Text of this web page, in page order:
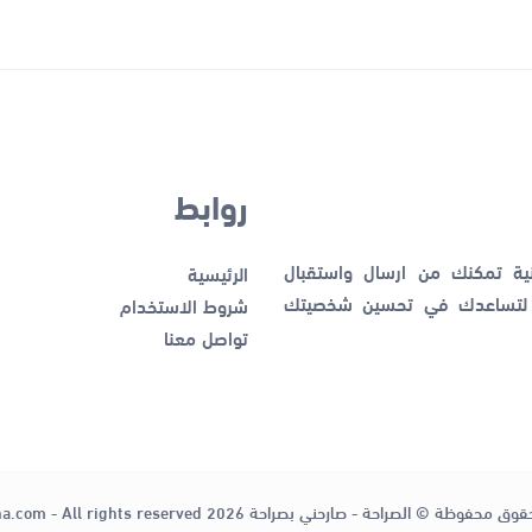
تمكنك من ارسال واستقبال
لتساعدك في تحسين شخصيتك
روابط
الرئيسية
شروط الاستخدام
تواصل معنا
محفوظة © الصراحة - صارحني بصراحة 2026 - All rights reserved